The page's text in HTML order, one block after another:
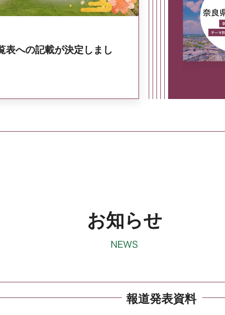
表への記載が決定しまし
お知らせ
報道発表資料